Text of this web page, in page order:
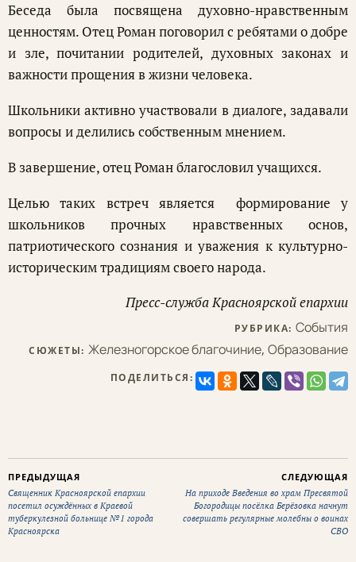
Беседа была посвящена духовно-нравственным
ценностям. Отец Роман поговорил с ребятами о добре
и зле, почитании родителей, духовных законах и
важности прощения в жизни человека.
Школьники активно участвовали в диалоге, задавали
вопросы и делились собственным мнением.
В завершение, отец Роман благословил учащихся.
Целью таких встреч является формирование у
школьников прочных нравственных основ,
патриотического сознания и уважения к культурно-
историческим традициям своего народа.
Пресс-служба Красноярской епархии
РУБРИКА: События
СЮЖЕТЫ: Железногорское благочиние, Образование
ПОДЕЛИТЬСЯ:
ПРЕДЫДУЩАЯ
Священник Красноярской епархии
посетил осуждённых в Краевой
туберкулезной больнице №1 города
Красноярска
СЛЕДУЮЩАЯ
На приходе Введения во храм Пресвятой
Богородицы посёлка Берёзовка начнут
совершать регулярные молебны о воинах
СВО